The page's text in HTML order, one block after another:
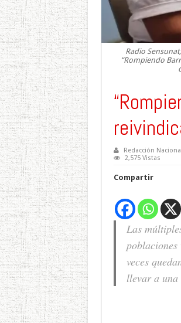
Radio
“Rompiendo
Redacción
2,575 Vistas
Compartir
Las
veces
llevar a una